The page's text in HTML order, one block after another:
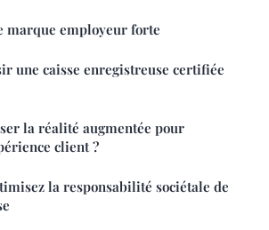
marque employeur forte
une caisse enregistreuse certifiée
la réalité augmentée pour
client ?
la responsabilité sociétale de